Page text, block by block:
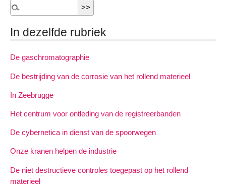
In dezelfde rubriek
De gaschromatographie
De bestrijding van de corrosie van het rollend materieel
In Zeebrugge
Het centrum voor ontleding van de registreerbanden
De cybernetica in dienst van de spoorwegen
Onze kranen helpen de industrie
De niet destructieve controles toegepast op het rollend
materieel